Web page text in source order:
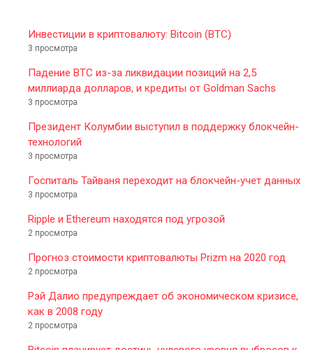
Инвестиции в криптовалюту: Bitcoin (BTC)
3 просмотра
Падение ВТС из-за ликвидации позиций на 2,5
миллиарда долларов, и кредиты от Goldman Sachs
3 просмотра
Президент Колумбии выступил в поддержку блокчейн-
технологий
3 просмотра
Госпиталь Тайваня переходит на блокчейн-учет данных
3 просмотра
Ripple и Ethereum находятся под угрозой
2 просмотра
Прогноз стоимости криптовалюты Prizm на 2020 год
2 просмотра
Рэй Далио предупреждает об экономическом кризисе,
как в 2008 году
2 просмотра